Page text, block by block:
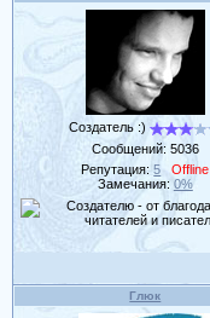
Создатель :)
Сообщений: 5036
Репутация:5
Offline
Замечания: 0%
Глюк